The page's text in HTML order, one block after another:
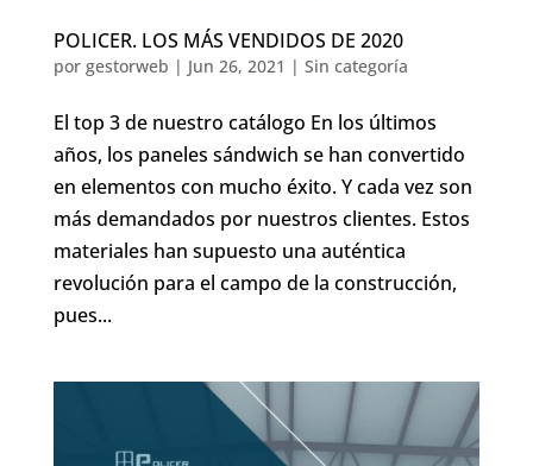
POLICER. LOS MÁS VENDIDOS DE 2020
por gestorweb | Jun 26, 2021 | Sin categoría
El top 3 de nuestro catálogo En los últimos
años, los paneles sándwich se han convertido
en elementos con mucho éxito. Y cada vez son
más demandados por nuestros clientes. Estos
materiales han supuesto una auténtica
revolución para el campo de la construcción,
pues...